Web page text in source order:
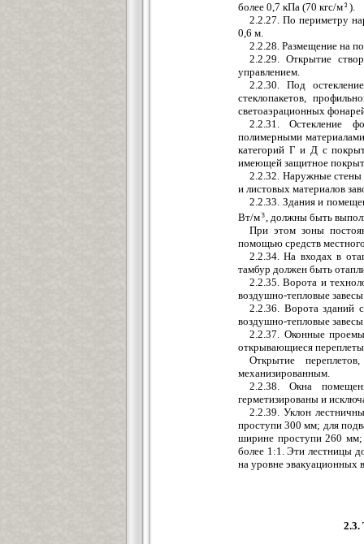
более 0,7 кПа (70 кгс/м ).
2.2.27. По периметру
0,6 м.
2.2.28. Размещение на
2.2.29. Открытие
управлением.
2.2.30. Под
стеклопакетов,
светоаэрационных
2.2.31. Остекление
полимерными
категорий Г и Д с
имеющей защитное
2.2.32. Наружные стены
и листовых материалов
2.2.33. Здания и
Вт/м , должны быть
При этом зоны
помощью средств
2.2.34. На входах в
тамбур должен быть
2.2.35. Ворота и
воздушно-тепловые
2.2.36. Ворота
воздушно-тепловые
2.2.37. Оконные
открывающиеся
Открытие
механизированным.
2.2.38. Окна
герметизированы и
2.2.39. Уклон
проступи 300 мм; для
ширине проступи 260 мм;
более 1:1. Эти лестницы
на уровне эвакуационных
2.3.